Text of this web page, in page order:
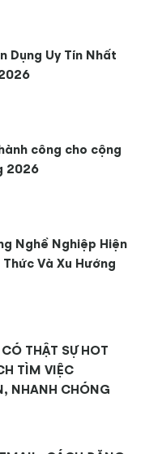
Dụng Uy Tín Nhất
công cho cộng
2026
Nghề Nghiệp Hiện
Và Xu Hướng
THẬT SỰ HOT
TÌM VIỆC
NHANH CHÓNG